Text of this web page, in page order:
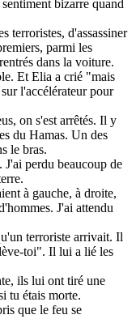
bizarre quand
terroristes, d'assassiner
parmi les
dans la voiture.
Et Elia a crié "mais
l'accélérateur pour
on s'est arrêtés. Il y
du Hamas. Un des
le bras.
perdu beaucoup de
à gauche, à droite,
J'ai attendu
terroriste arrivait. Il
toi". Il lui a lié les
ils lui ont tiré une
tu étais morte.
que le feu se